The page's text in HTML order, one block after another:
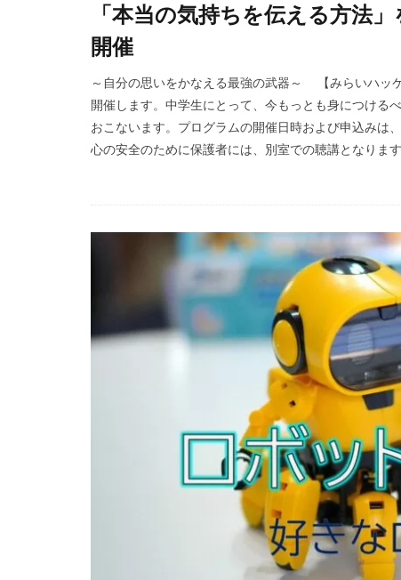
「本当の気持ちを伝える方法
開催
～自分の思いをかなえる最強の武器～ 【みらいハッ
開催します。中学生にとって、今もっとも身につける
おこないます。プログラムの開催日時および申込みは
心の安全のために保護者には、別室での聴講となりま